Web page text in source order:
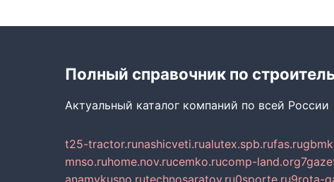
Полный справочник по
Актуальный каталог компаний по всей России
t25-tractor.runashicveti.rualutex.spb.rufas.ru
mnso.ruhome.nov.rucemko.rucomp-land.org
anamvkusno.rutechnosaratov.ru0sporte.ru9rota-